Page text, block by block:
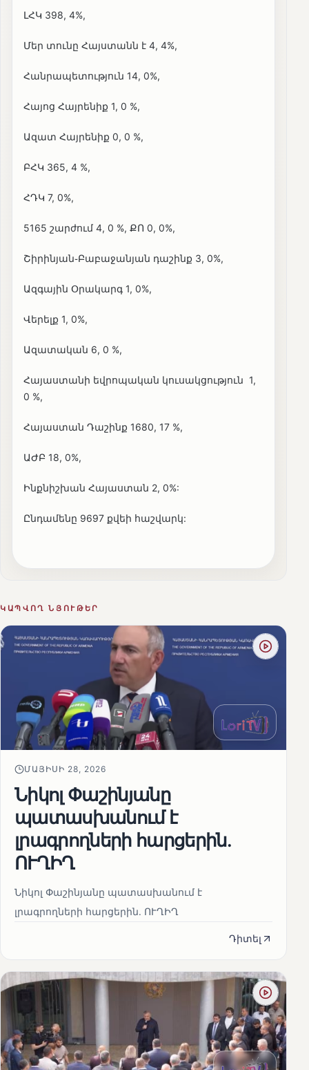
ԼՀԿ 398, 4%,
Մեր տունը Հայստանն է 4, 4%,
Հանրապետություն 14, 0%,
Հայոց Հայրենիք 1, 0 %,
Ազատ Հայրենիք 0, 0 %,
ԲՀԿ 365, 4 %,
ՀԴԿ 7, 0%,
5165 շարժում 4, 0 %, ՔՈ 0, 0%,
Շիրինյան֊Բաբաջանյան դաշինք 3, 0%,
Ազգային Օրակարգ 1, 0%,
Վերելք 1, 0%,
Ազատական 6, 0 %,
Հայաստանի եվրոպական կուսակցություն 1,
0 %,
Հայաստան Դաշինք 1680, 17 %,
ԱԺԲ 18, 0%,
Ինքնիշխան Հայաստան 2, 0%:
Ընդամենը 9697 քվեի հաշվարկ:
ԿԱՊՎՈՂ ՆՅՈՒԹԵՐ
ՄԱՅԻՍԻ 28, 2026
Նիկոլ Փաշինյանը
պատասխանում է
լրագրողների հարցերին․
ՈՒՂԻՂ
Նիկոլ Փաշինյանը պատասխանում է
լրագրողների հարցերին․ ՈՒՂԻՂ
Դիտել